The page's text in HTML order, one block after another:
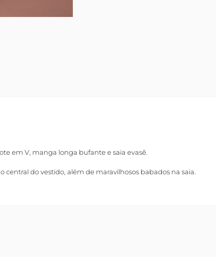
em V, manga longa bufante e saia evasê.
central do vestido, além de maravilhosos babados na saia.